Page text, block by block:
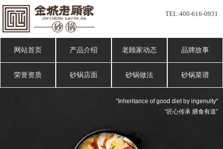
TEL:400-616-0931
网站首页 产品介绍 老顾家动态 品牌故事
荣誉资质 砂锅店面 砂锅做法 砂锅菜谱
"Inheritance of good diet by ingenuity"
“匠心传承 膳食有道”